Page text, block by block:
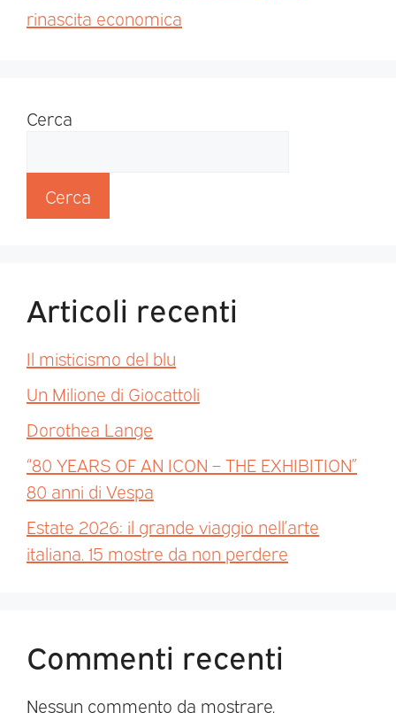
rinascita economica
Cerca
Cerca
Articoli recenti
Il misticismo del blu
Un Milione di Giocattoli
Dorothea Lange
“80 YEARS OF AN ICON – THE EXHIBITION”
80 anni di Vespa
Estate 2026: il grande viaggio nell’arte
italiana. 15 mostre da non perdere
Commenti recenti
Nessun commento da mostrare.